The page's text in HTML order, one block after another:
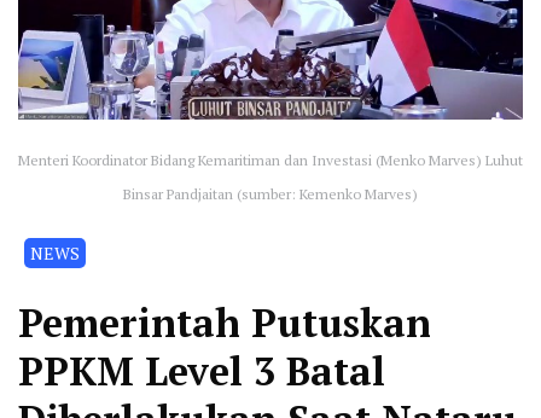
Menteri Koordinator Bidang Kemaritiman dan Investasi (Menko Marves) Luhut
Binsar Pandjaitan (sumber: Kemenko Marves)
NEWS
Pemerintah Putuskan
PPKM Level 3 Batal